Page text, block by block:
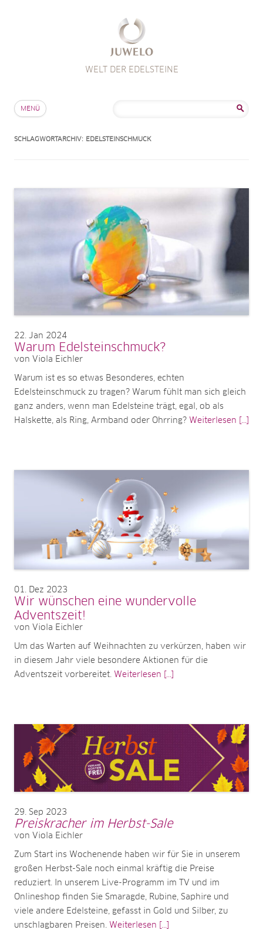
WELT DER EDELSTEINE
MENÜ
SCHLAGWORTARCHIV: EDELSTEINSCHMUCK
22 Jan 2024
Warum Edelsteinschmuck?
von Viola Eichler
Warum ist es so etwas Besonderes, echten
Edelsteinschmuck zu tragen? Warum fühlt man sich gleich
ganz anders, wenn man Edelsteine trägt, egal, ob als
Halskette, als Ring, Armband oder Ohrring? Weiterlesen [...]
01 Dez 2023
Wir wünschen eine wundervolle
Adventszeit!
von Viola Eichler
Um das Warten auf Weihnachten zu verkürzen, haben wir
in diesem Jahr viele besondere Aktionen für die
Adventszeit vorbereitet. Weiterlesen [...]
29 Sep 2023
Preiskracher im Herbst-Sale
von Viola Eichler
Zum Start ins Wochenende haben wir für Sie in unserem
großen Herbst-Sale noch einmal kräftig die Preise
reduziert. In unserem Live-Programm im TV und im
Onlineshop finden Sie Smaragde, Rubine, Saphire und
viele andere Edelsteine, gefasst in Gold und Silber, zu
unschlagbaren Preisen. Weiterlesen [...]